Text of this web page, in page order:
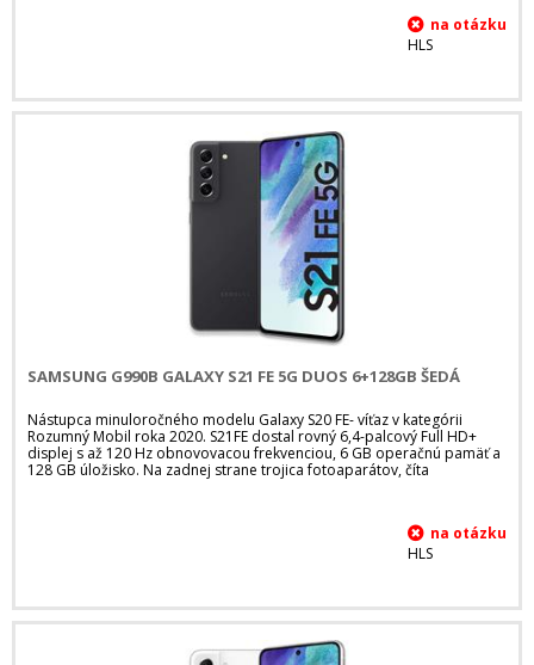
HLS
SAMSUNG G990B GALAXY S21 FE 5G DUOS 6+128GB ŠEDÁ
Nástupca minuloročného modelu Galaxy S20 FE- víťaz v kategórii
Rozumný Mobil roka 2020. S21FE dostal rovný 6,4-palcový Full HD+
displej s až 120 Hz obnovovacou frekvenciou, 6 GB operačnú pamäť a
128 GB úložisko. Na zadnej strane trojica fotoaparátov, číta
HLS